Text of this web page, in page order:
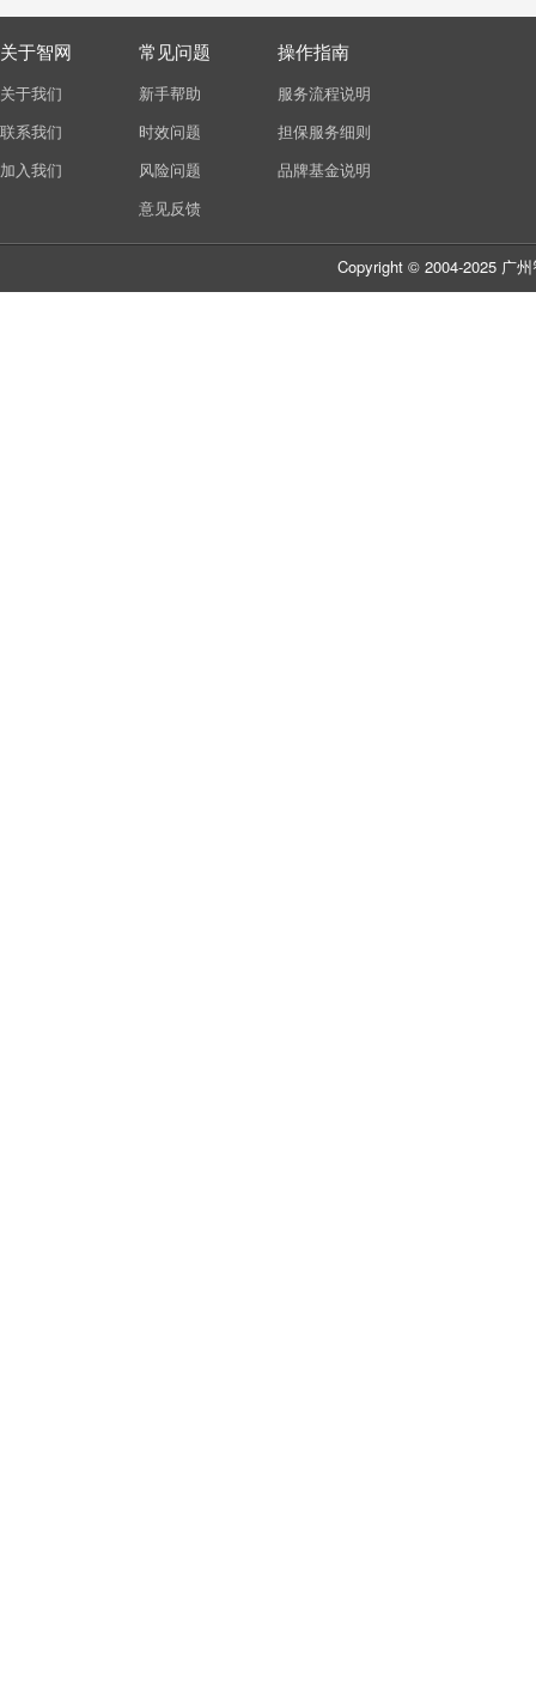
关于智网
关于我们
联系我们
加入我们
常见问题
新手帮助
时效问题
风险问题
意见反馈
操作指南
服务流程说明
担保服务细则
品牌基金说明
Copyright © 2004-2025 广